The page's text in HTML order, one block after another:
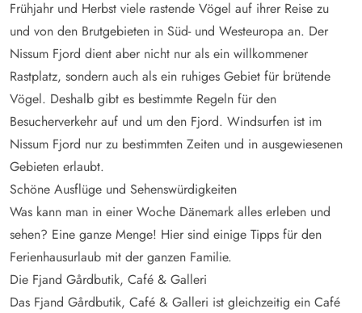
Frühjahr und Herbst viele rastende Vögel auf ihrer Reise zu
und von den Brutgebieten in Süd- und Westeuropa an. Der
Nissum Fjord dient aber nicht nur als ein willkommener
Rastplatz, sondern auch als ein ruhiges Gebiet für brütende
Vögel. Deshalb gibt es bestimmte Regeln für den
Besucherverkehr auf und um den Fjord. Windsurfen ist im
Nissum Fjord nur zu bestimmten Zeiten und in ausgewiesenen
Gebieten erlaubt.
Schöne Ausflüge und Sehenswürdigkeiten
Was kann man in einer Woche Dänemark alles erleben und
sehen? Eine ganze Menge! Hier sind einige Tipps für den
Ferienhausurlaub mit der ganzen Familie.
Die Fjand Gårdbutik, Café & Galleri
Das Fjand Gårdbutik, Café & Galleri ist gleichzeitig ein Café